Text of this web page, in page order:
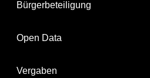
Bürgerbeteiligung
Open Data
Vergaben